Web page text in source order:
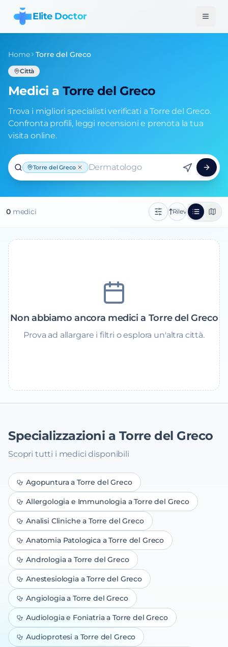
Elite Doctor
Home Torre del Greco
Città
Medici a Torre del Greco
Trova i migliori specialisti verificati a Torre del Greco.
Confronta profili, leggi recensioni e prenota la tua
visita online.
Torre del Greco Dermatologo
0medici Rilevanza
Non abbiamo ancora medici a Torre del Greco
Prova ad allargare i filtri o esplora un'altra città.
Specializzazioni a Torre del Greco
Scopri tutti i medici disponibili
Agopunturaa Torre del Greco
Allergologia e Immunologiaa Torre del Greco
Analisi Cliniche a Torre del Greco
Anatomia Patologicaa Torre del Greco
Andrologiaa Torre del Greco
Anestesiologiaa Torre del Greco
Angiologiaa Torre del Greco
Audiologia e Foniatriaa Torre del Greco
Audioprotesi a Torre del Greco